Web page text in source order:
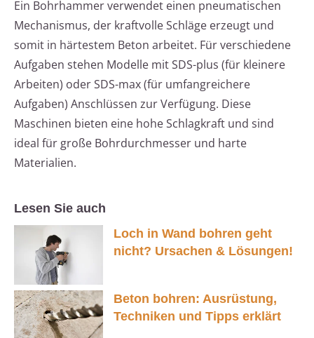
Ein Bohrhammer verwendet einen pneumatischen
Mechanismus, der kraftvolle Schläge erzeugt und
somit in härtestem Beton arbeitet. Für verschiedene
Aufgaben stehen Modelle mit SDS-plus (für kleinere
Arbeiten) oder SDS-max (für umfangreichere
Aufgaben) Anschlüssen zur Verfügung. Diese
Maschinen bieten eine hohe Schlagkraft und sind
ideal für große Bohrdurchmesser und harte
Materialien.
Lesen Sie auch
Loch in Wand bohren geht
nicht? Ursachen & Lösungen!
Beton bohren: Ausrüstung,
Techniken und Tipps erklärt